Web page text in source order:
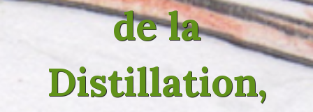
de la
Distillation,